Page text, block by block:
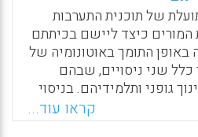
של תוכנית התערבות
כיצד ליישם בכיתתם
התומך באוטונומיה של
שני ניסויים, שבהם
גופני ותלמידיהם. בניסוי
לקבוצת ההתערבות הראו
בתחושת הרווחה שלהם
קראו עוד...